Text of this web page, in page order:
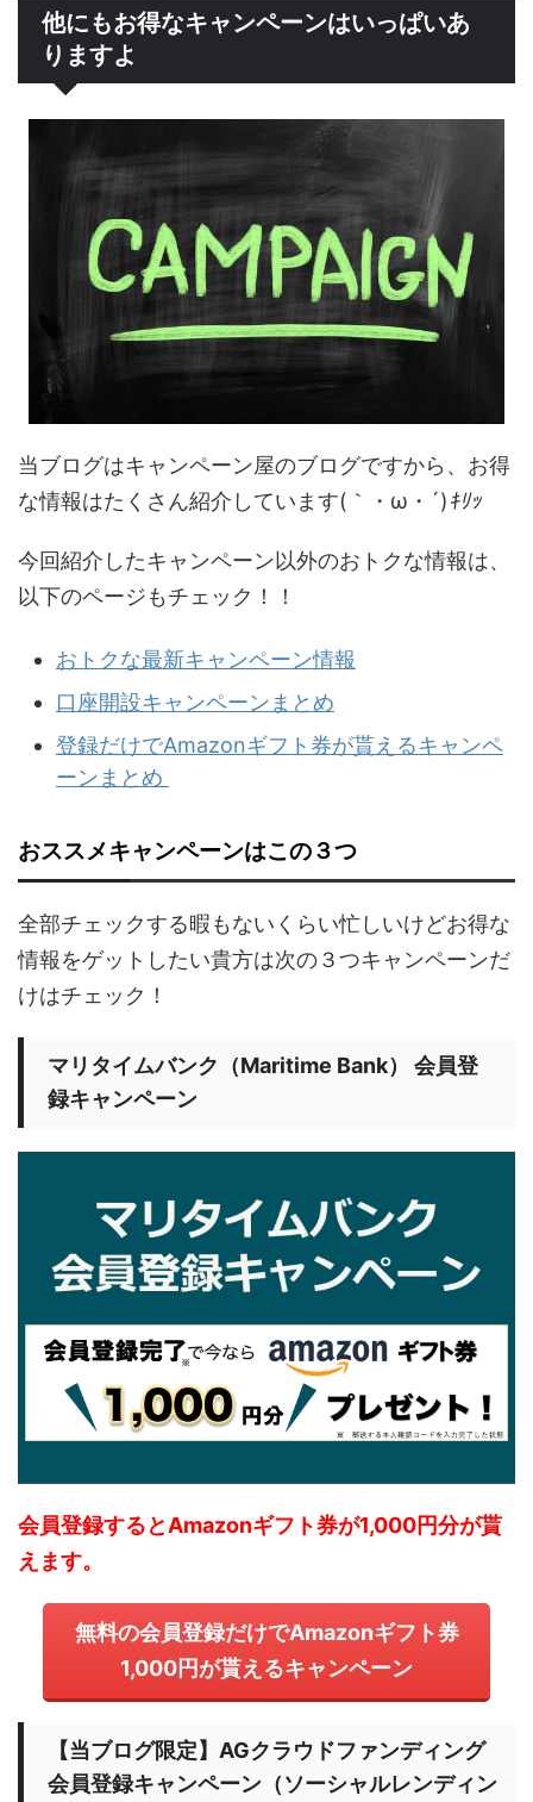
他にもお得なキャンペーンはいっぱいあ
りますよ
当ブログはキャンペーン屋のブログですから、お得
な情報はたくさん紹介しています(｀・ω・´)ｷﾘｯ
今回紹介したキャンペーン以外のおトクな情報は、
以下のページもチェック！！
おトクな最新キャンペーン情報
口座開設キャンペーンまとめ
登録だけでAmazonギフト券が貰えるキャンペ
ーンまとめ
おススメキャンペーンはこの３つ
全部チェックする暇もないくらい忙しいけどお得な
情報をゲットしたい貴方は次の３つキャンペーンだ
けはチェック！
マリタイムバンク（Maritime Bank） 会員登
録キャンペーン
会員登録するとAmazonギフト券が1,000円分が貰
えます。
無料の会員登録だけでAmazonギフト券
1,000円が貰えるキャンペーン
【当ブログ限定】AGクラウドファンディング
会員登録キャンペーン（ソーシャルレンディン